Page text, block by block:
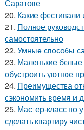
Саратове
20. Какие фестивали
21. Полное
самостоятельно
22. Умные способы
23. Маленькие белые
обустроить уютное
24. Преимущества
сэкономить время и
25. Мастер-класс по
сделать квартиру